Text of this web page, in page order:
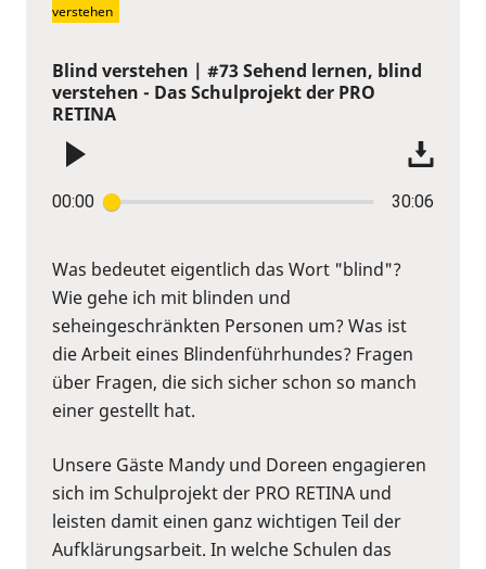
Blind verstehen | #73 Sehend lernen, blind
verstehen - Das Schulprojekt der PRO
RETINA
00:00 30:06
Was bedeutet eigentlich das Wort "blind"?
Wie gehe ich mit blinden und
seheingeschränkten Personen um? Was ist
die Arbeit eines Blindenführhundes? Fragen
über Fragen, die sich sicher schon so manch
einer gestellt hat.
Unsere Gäste Mandy und Doreen engagieren
sich im Schulprojekt der PRO RETINA und
leisten damit einen ganz wichtigen Teil der
Aufklärungsarbeit. In welche Schulen das
verstehen